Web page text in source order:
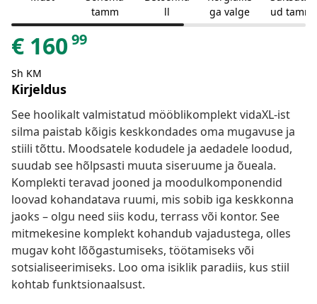
tamm
ll
ga valge
ud tamm
€ 16099
Sh KM
Kirjeldus
See hoolikalt valmistatud mööblikomplekt vidaXL-ist
silma paistab kõigis keskkondades oma mugavuse ja
stiili tõttu. Moodsatele kodudele ja aedadele loodud,
suudab see hõlpsasti muuta siseruume ja õueala.
Komplekti teravad jooned ja moodulkomponendid
loovad kohandatava ruumi, mis sobib iga keskkonna
jaoks – olgu need siis kodu, terrass või kontor. See
mitmekesine komplekt kohandub vajadustega, olles
mugav koht lõõgastumiseks, töötamiseks või
sotsialiseerimiseks. Loo oma isiklik paradiis, kus stiil
kohtab funktsionaalsust.